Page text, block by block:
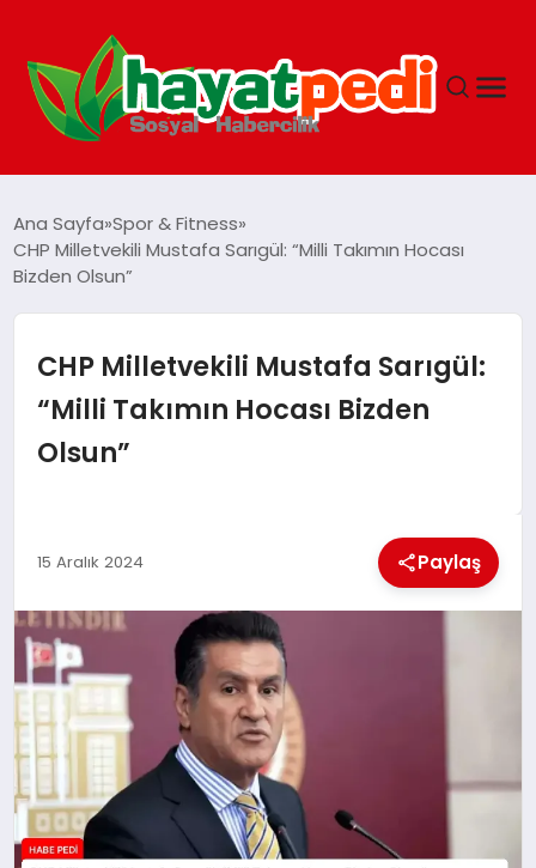
YAŞAM
GUNCEL
SAĞLIK
BESLENME
EĞITIM
EKONOMI
TEKNOLOJI
Ana Sayfa Spor & Fitness
CHP Milletvekili Mustafa Sarıgül: “Milli Takımın Hocası
Bizden Olsun”
CHP Milletvekili Mustafa Sarıgül:
“Milli Takımın Hocası Bizden
Olsun”
15 Aralık 2024 Paylaş